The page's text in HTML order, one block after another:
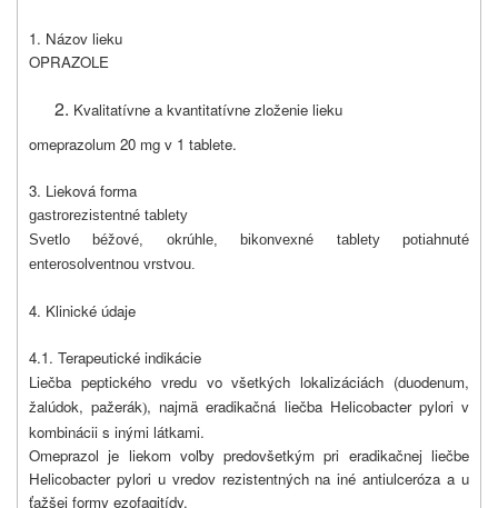
1. Názov lieku
OPRAZOLE
Kvalitatívne a kvantitatívne zloženie lieku
omeprazolum 20 mg v 1 tablete.
3. Lieková forma
gastrorezistentné tablety
Svetlo béžové, okrúhle, bikonvexné tablety potiahnuté
enterosolventnou vrstvou.
4. Klinické údaje
4.1. Terapeutické indikácie
Liečba peptického vredu vo všetkých lokalizáciách (duodenum,
žalúdok, pažerák), najmä eradikačná liečba Helicobacter pylori v
kombinácii s inými látkami.
Omeprazol je liekom voľby predovšetkým pri eradikačnej liečbe
Helicobacter pylori u vredov rezistentných na iné antiulceróza a u
ťažšej formy ezofagitídy.